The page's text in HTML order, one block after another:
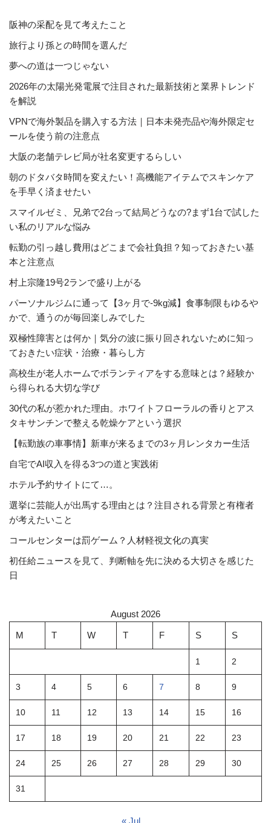
阪神の采配を見て考えたこと
旅行より孫との時間を選んだ
夢への道は一つじゃない
2026年の太陽光発電展で注目された最新技術と業界トレンド
を解説
VPNで海外製品を購入する方法｜日本未発売品や海外限定セ
ールを使う前の注意点
大阪の老舗テレビ局が社名変更するらしい
朝のドタバタ時間を変えたい！高機能アイテムでスキンケア
を手早く済ませたい
スマイルゼミ、兄弟で2台って結局どうなの?まず1台で試した
い私のリアルな悩み
転勤の引っ越し費用はどこまで会社負担？知っておきたい基
本と注意点
村上宗隆19号2ランで盛り上がる
パーソナルジムに通って【3ヶ月で-9kg減】食事制限もゆるや
かで、通うのが毎回楽しみでした
双極性障害とは何か｜気分の波に振り回されないために知っ
ておきたい症状・治療・暮らし方
高校生が老人ホームでボランティアをする意味とは？経験か
ら得られる大切な学び
30代の私が惹かれた理由。ホワイトフローラルの香りとアス
タキサンチンで整える乾燥ケアという選択
【転勤族の車事情】新車が来るまでの3ヶ月レンタカー生活
自宅でAI収入を得る3つの道と実践術
ホテル予約サイトにて…。
選挙に芸能人が出馬する理由とは？注目される背景と有権者
が考えたいこと
コールセンターは罰ゲーム？人材軽視文化の真実
初任給ニュースを見て、判断軸を先に決める大切さを感じた
日
August 2026
M T W T F S S
1 2
3 4 5 6 7 8 9
10 11 12 13 14 15 16
17 18 19 20 21 22 23
24 25 26 27 28 29 30
31
« Jul